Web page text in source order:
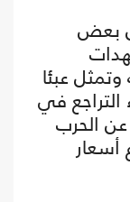
بعض
وتمثل عبئا
التراجع في
عن الحرب
أسعار